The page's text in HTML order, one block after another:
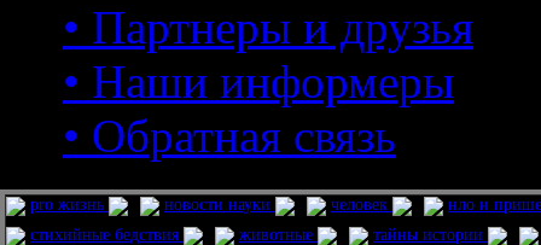
• Партнеры и друзья
• Наши информеры
• Обратная связь
pro жизнь новости науки человек
нло и
стихийные бедствия
животные
тайны истории